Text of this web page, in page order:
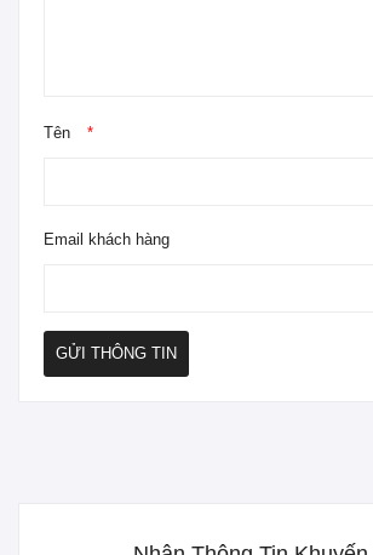
Tên *
Email khách hàng
GỬI THÔNG TIN